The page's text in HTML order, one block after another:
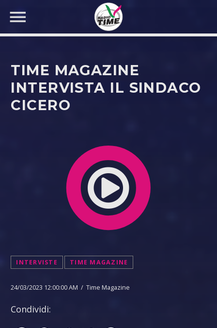
CERCA NEL SITO WEB:
TIME MAGAZINE
INTERVISTA IL SINDACO
CICERO
INTERVISTE TIME MAGAZINE
24/03/2023 12:00:00 AM / Time Magazine
Condividi: